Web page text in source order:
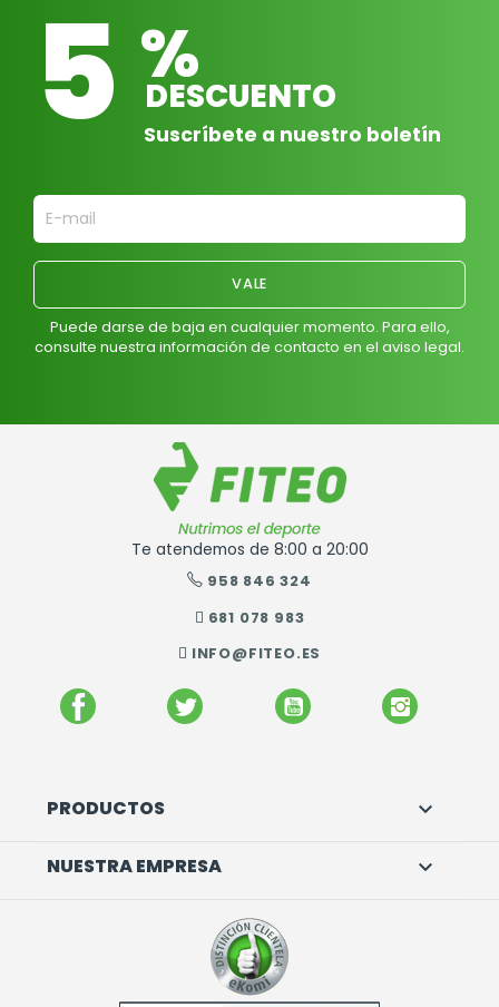
5 %
DESCUENTO
Suscríbete a nuestro boletín
Puede darse de baja en cualquier momento. Para ello,
consulte nuestra información de contacto en el aviso legal.
Te atendemos de 8:00 a 20:00
958 846 324
681 078 983
INFO@FITEO.ES
FACEBOOK TWITTER YOUTUBE
PRODUCTOS 
NUESTRA EMPRESA 